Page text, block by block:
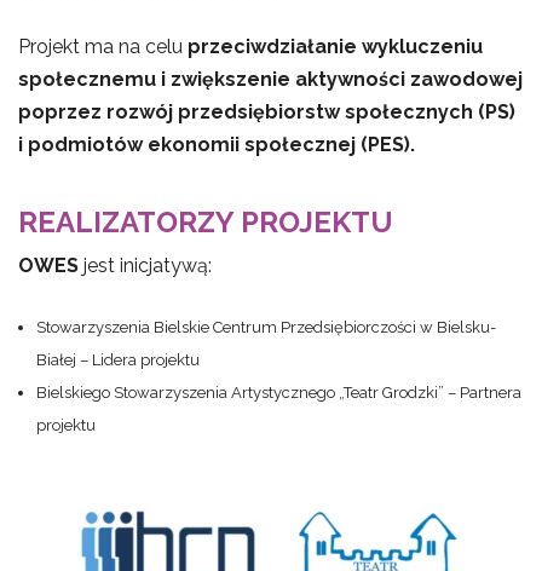
Projekt ma na celu przeciwdziałanie wykluczeniu
społecznemu i zwiększenie aktywności zawodowej
poprzez rozwój przedsiębiorstw społecznych (PS)
i podmiotów ekonomii społecznej (PES).
REALIZATORZY PROJEKTU
OWES jest inicjatywą:
Stowarzyszenia Bielskie Centrum Przedsiębiorczości w Bielsku-
Białej – Lidera projektu
Bielskiego Stowarzyszenia Artystycznego „Teatr Grodzki” – Partnera
projektu